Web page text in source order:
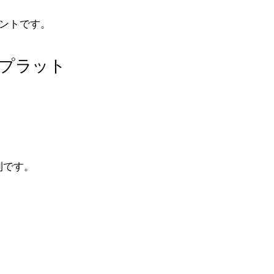
トです。
ラット
す。